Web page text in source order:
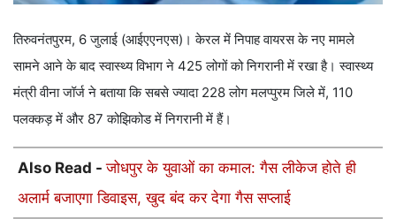
तिरुवनंतपुरम, 6 जुलाई (आईएएनएस)। केरल में निपाह वायरस के नए मामले
सामने आने के बाद स्वास्थ्य विभाग ने 425 लोगों को निगरानी में रखा है। स्वास्थ्य
मंत्री वीना जॉर्ज ने बताया कि सबसे ज्यादा 228 लोग मलप्पुरम जिले में, 110
पलक्कड़ में और 87 कोझिकोड में निगरानी में हैं।
Also Read -जोधपुर के युवाओं का कमाल: गैस लीकेज होते ही
अलार्म बजाएगा डिवाइस, खुद बंद कर देगा गैस सप्लाई